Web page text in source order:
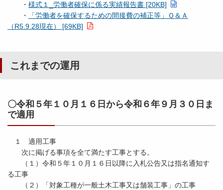
・ 様式１_労働者確保に係る実績報告書 [20KB]
・
「労働者を確保するための間接費の補正等」Ｑ＆Ａ
（R5.9.28現在） [69KB]
これまでの運用
〇令和５年１０月１６日から令和６年９月３０日ま
で適用
１ 適用工事
次に掲げる事項を全て満たす工事とする。
（１）令和５年１０月１６日以降に入札公告又は指名通知す
る工事
（２）「対象工種が一般土木工事又は舗装工事」の工事